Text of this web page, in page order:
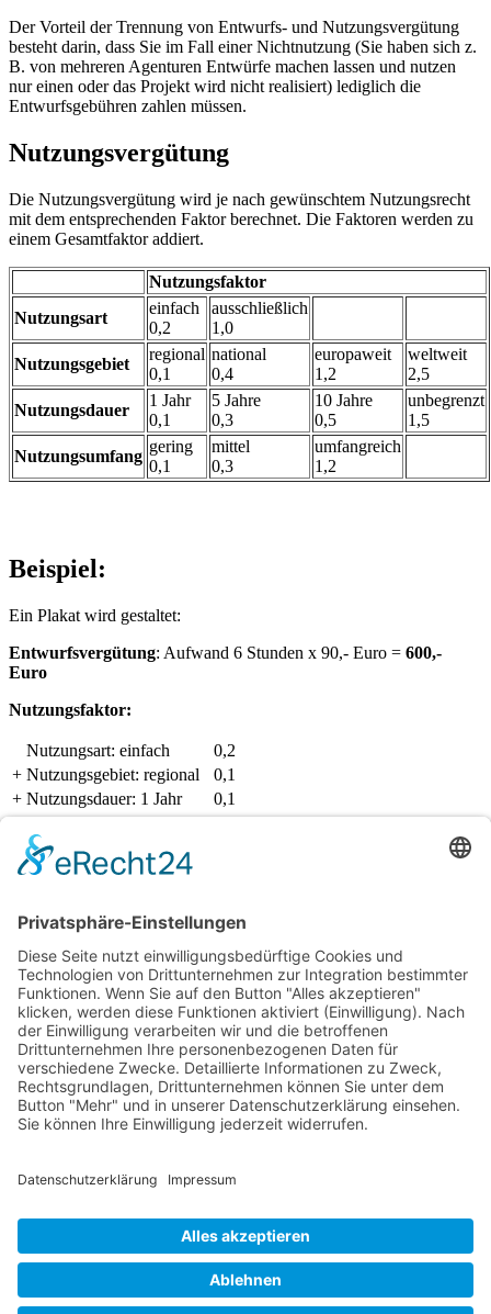
Der Vorteil der Trennung von Entwurfs- und Nutzungsvergütung
besteht darin, dass Sie im Fall einer Nichtnutzung (Sie haben sich z.
B. von mehreren Agenturen Entwürfe machen lassen und nutzen
nur einen oder das Projekt wird nicht realisiert) lediglich die
Entwurfsgebühren zahlen müssen.
Nutzungsvergütung
Die Nutzungsvergütung wird je nach gewünschtem Nutzungsrecht
mit dem entsprechenden Faktor berechnet. Die Faktoren werden zu
einem Gesamtfaktor addiert.
Nutzungsfaktor
Nutzungsart
einfach
0,2
ausschließlich
1,0
Nutzungsgebiet
regional
0,1
national
0,4
europaweit
1,2
weltweit
2,5
Nutzungsdauer
1 Jahr
0,1
5 Jahre
0,3
10 Jahre
0,5
unbegrenzt
1,5
Nutzungsumfang
gering
0,1
mittel
0,3
umfangreich
1,2
Beispiel:
Ein Plakat wird gestaltet:
Entwurfsvergütung: Aufwand 6 Stunden x 90,- Euro = 600,-
Euro
Nutzungsfaktor:
Nutzungsart: einfach
0,2
+ Nutzungsgebiet: regional
0,1
+ Nutzungsdauer: 1 Jahr
0,1
+ Nutzungsumfang: gering 0,1
Gesamt-Nutzungsfaktor
[1]alles Werbeagentur
Im Sonnenhang 7
57632 Rott (Westerwald)
Tel. 02685 / 988 950
Fax. 02685 / 988 951
E-Mail:anfrage@1alles.de
Bürozeiten: Montag bis Freitag